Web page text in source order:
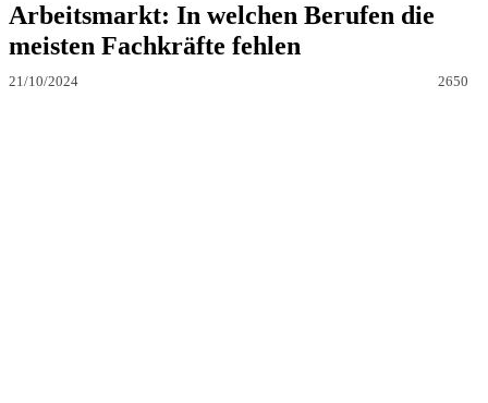
Arbeitsmarkt: In welchen Berufen die
meisten Fachkräfte fehlen
21/10/2024 2650